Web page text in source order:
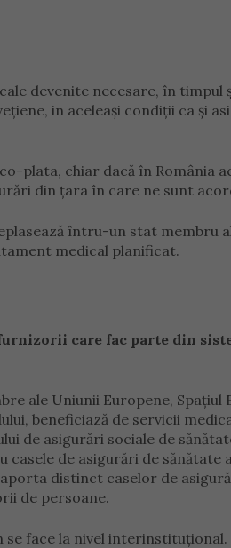
devenite necesare, în
in aceleaşi condiţii ca şi
plata, chiar dacă în România
din ţara în care ne sunt
întru-un stat membru
medical planificat.
care fac parte din
ale Uniunii Europene, Spaţiul
beneficiază de servicii
de asigurări sociale de
de asigurări de sănătate
distinct caselor de
de persoane.
face la nivel interinstituţional.